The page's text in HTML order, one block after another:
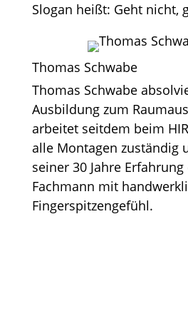
Slogan heißt: Geht nicht,
Thomas Schwabe
Thomas Schwabe
Ausbildung zum
arbeitet seitdem beim
alle Montagen zuständig
seiner 30 Jahre
Fachmann mit
Fingerspitzengefühl.